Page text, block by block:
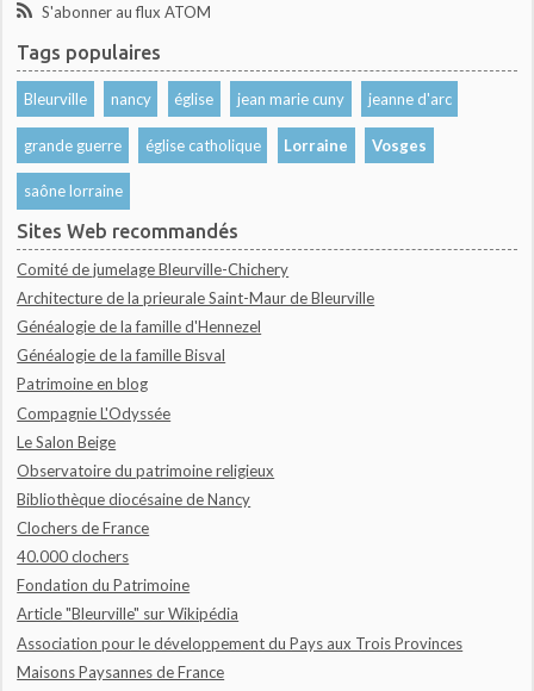
S'abonner au flux ATOM
Tags populaires
Bleurville nancy église jean marie cuny jeanne d'arc
grande guerre église catholique Lorraine Vosges
saône lorraine
Sites Web recommandés
Comité de jumelage Bleurville-Chichery
Architecture de la prieurale Saint-Maur de Bleurville
Généalogie de la famille d'Hennezel
Généalogie de la famille Bisval
Patrimoine en blog
Compagnie L'Odyssée
Le Salon Beige
Observatoire du patrimoine religieux
Bibliothèque diocésaine de Nancy
Clochers de France
40.000 clochers
Fondation du Patrimoine
Article "Bleurville" sur Wikipédia
Association pour le développement du Pays aux Trois Provinces
Maisons Paysannes de France